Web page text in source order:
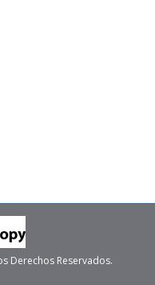
Derechos Reservados.